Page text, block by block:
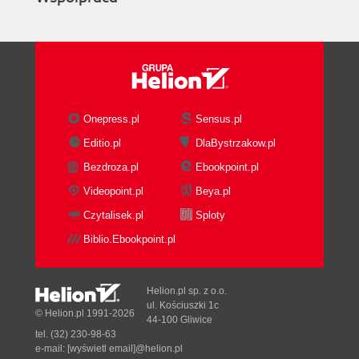
usługach (71)
(72)
Tworzenie i konsumowanie usług (74)
Podsumowanie (76)
Wybór języka (78)
Konfigurowanie środowiska
programistycznego (79)
Strona startowa (83)
Pierwszy projekt (85)
Wybieranie docelowego środowiska (86)
Poruszanie się po środowisku IDE (88)
Menu (89)
Liczne paski narzędzi (94)
Dostosowywanie pasków narzędzi (95)
Onepress.pl
Sensus.pl
Editio.pl
DlaBystrzakow.pl
Bezdroza.pl
Ebookpoint.pl
Videopoint.pl
Beya.pl
Czytalisek.pl
Sploty
Biblio.Ebookpoint.pl
© Helion.pl 1991-2026
Helion.pl sp. z o.o.
ul. Kościuszki 1c
44-100 Gliwice
tel. (32) 230-98-63
e-mail: [wyświetl email]@helion.pl